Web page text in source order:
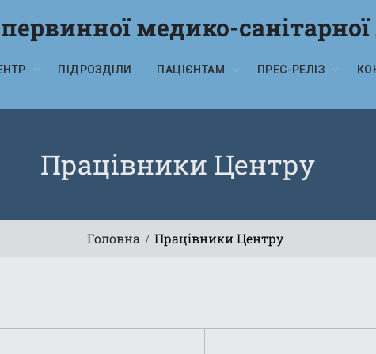
медико-
ПІДРОЗДІЛИ ПАЦІЄНТАМ ПРЕС-РЕЛІЗ
Працівники Центру
Головна Працівники Центру